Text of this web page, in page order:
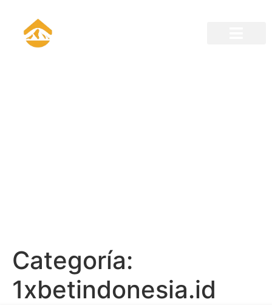
Categoría:
1xbetindonesia.id